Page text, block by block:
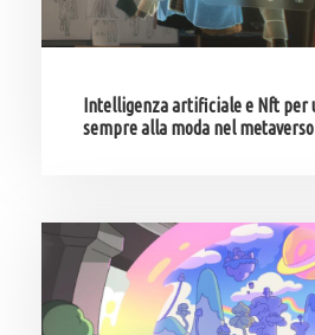
Intelligenza artificiale e Nft per
sempre alla moda nel metaverso